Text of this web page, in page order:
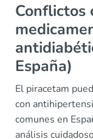
Conflictos
España)
El piracetam
con
comunes en
análisis